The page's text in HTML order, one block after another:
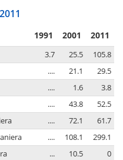
1991 2001 2011
3.7 25.5
105.8
.... 21.1
29.5
.... 1.6
3.8
.... 43.8
52.5
.... 72.1
61.7
.... 108.1
299.1
... 10.5
0